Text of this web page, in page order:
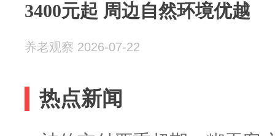
3400元起 周边自然环境优越
养老观察 2026-07-22
热点新闻